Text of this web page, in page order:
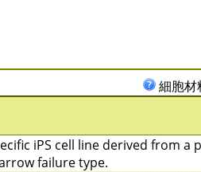
細胞材
iPS cell line derived from a
failure type.